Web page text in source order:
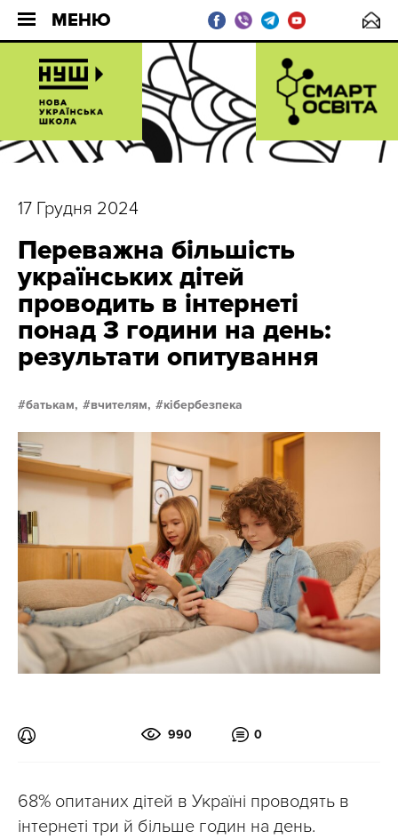
МЕНЮ
17 Грудня 2024
Переважна більшість
українських дітей
проводить в інтернеті
понад 3 години на день:
результати опитування
батькам, вчителям, кібербезпека
990 0
68% опитаних дітей в Україні проводять в
інтернеті три й більше годин на день.